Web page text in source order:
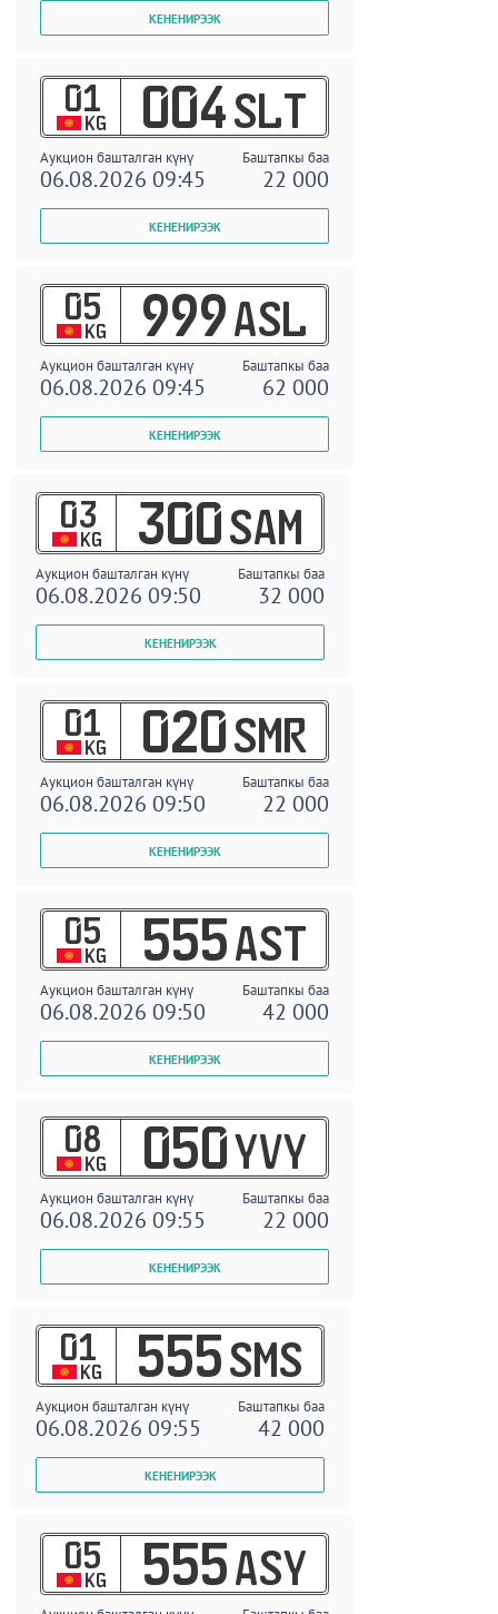
01
KG 004 SLT
Аукцион башталган күнү Баштапкы баа
06.08.2026 09:45 22 000
05
KG 999 ASL
Аукцион башталган күнү Баштапкы баа
06.08.2026 09:45 62 000
03
KG 300 SAM
Аукцион башталган күнү Баштапкы баа
06.08.2026 09:50 32 000
01
KG 020 SMR
Аукцион башталган күнү Баштапкы баа
06.08.2026 09:50 22 000
05
KG 555 AST
Аукцион башталган күнү Баштапкы баа
06.08.2026 09:50 42 000
08
KG 050 YVY
Аукцион башталган күнү Баштапкы баа
06.08.2026 09:55 22 000
01
KG 555 SMS
Аукцион башталган күнү Баштапкы баа
06.08.2026 09:55 42 000
05
KG 555 ASY